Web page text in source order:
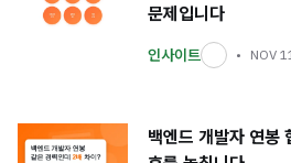
문제입니다
인사이트 NOV
백엔드 개발자 연봉